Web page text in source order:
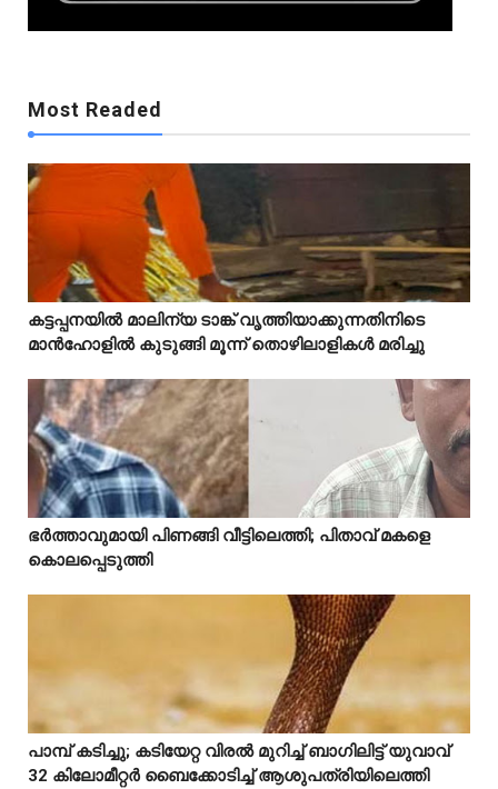
Most Readed
  
കട്ടപ്പനയിൽ മാലിന്യ ടാങ്ക് വൃത്തിയാക്കുന്നതിനിടെ
മാൻഹോളിൽ കുടുങ്ങി മൂന്ന് തൊഴിലാളികൾ മരിച്ചു
  
Mostreaded
ഭർത്താവുമായി പിണങ്ങി വീട്ടിലെത്തി; പിതാവ് മകളെ
കൊലപ്പെടുത്തി
  
Mostreaded
പാമ്പ് കടിച്ചു; കടിയേറ്റ വിരൽ മുറിച്ച് ബാഗിലിട്ട് യുവാവ്
32 കിലോമീറ്റർ ബൈക്കോടിച്ച് ആശുപത്രിയിലെത്തി